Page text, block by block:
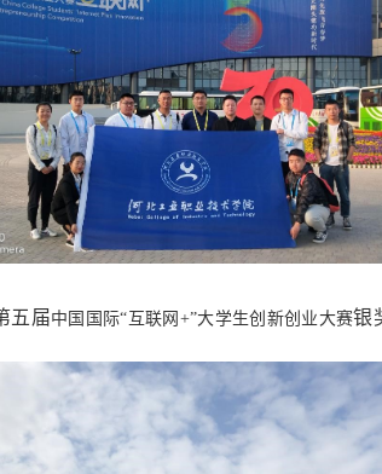
五届中国国际“互联网+”大学生创新创业大赛银